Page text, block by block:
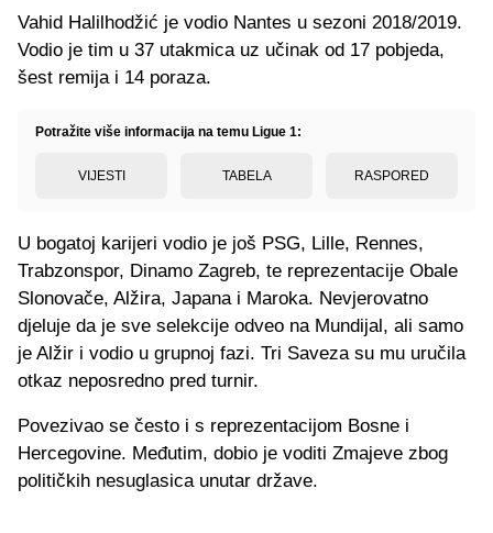
Vahid Halilhodžić je vodio Nantes u sezoni 2018/2019.
Vodio je tim u 37 utakmica uz učinak od 17 pobjeda,
šest remija i 14 poraza.
Potražite više informacija na temu Ligue 1:
VIJESTI TABELA RASPORED
U bogatoj karijeri vodio je još PSG, Lille, Rennes,
Trabzonspor, Dinamo Zagreb, te reprezentacije Obale
Slonovače, Alžira, Japana i Maroka. Nevjerovatno
djeluje da je sve selekcije odveo na Mundijal, ali samo
je Alžir i vodio u grupnoj fazi. Tri Saveza su mu uručila
otkaz neposredno pred turnir.
Povezivao se često i s reprezentacijom Bosne i
Hercegovine. Međutim, dobio je voditi Zmajeve zbog
političkih nesuglasica unutar države.